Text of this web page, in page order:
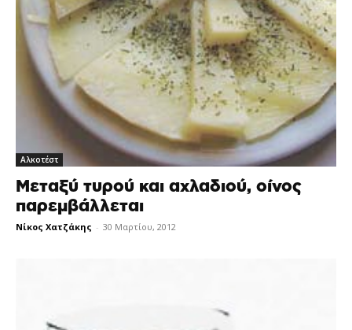
Αλκοτέστ
Μεταξύ τυρού και αχλαδιού, οίνος
παρεμβάλλεται
Νίκος Χατζάκης - 30 Μαρτίου, 2012